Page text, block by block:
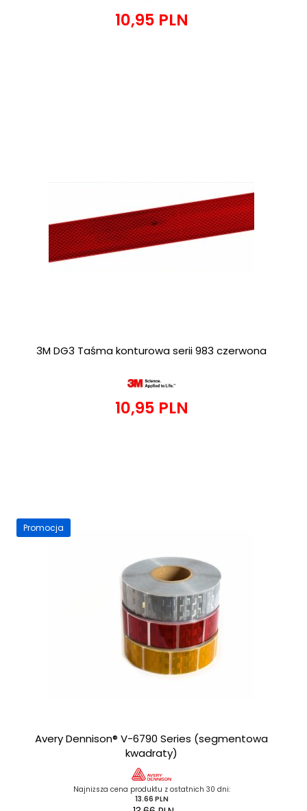
10,95 PLN
3M DG3 Taśma konturowa serii 983 czerwona
10,95 PLN
Promocja
Avery Dennison® V-6790 Series (segmentowa
kwadraty)
Najniższa cena produktu z ostatnich 30 dni:
13.66 PLN